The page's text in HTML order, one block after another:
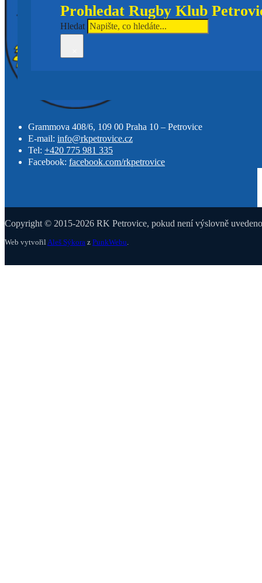
Prohledat Rugby Klub
Hledat
Grammova 408/6, 109 00 Praha 10 – Petrovice
E-mail: info@rkpetrovice.cz
Tel: +420 775 981 335
Facebook: facebook.com/rkpetrovice
Copyright © 2015-2026 RK Petrovice, pokud není výslovně
Web vytvořil Aleš Sýkora z PunkWebu